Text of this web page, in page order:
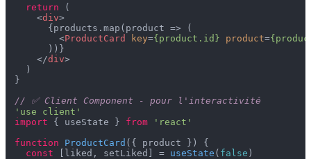
return (
<div>
      {products.map(product => (
<ProductCard key={product.id} product=
      ))}
</div>
  )
}
// ✅ Client Component - pour l'interactivité
'use client'
import { useState } from
'react'
function
ProductCard ( { product } ) {
const [liked, setLiked] = useState ( false )